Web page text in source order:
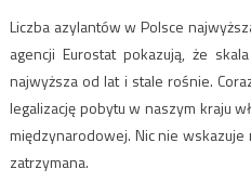
Liczba azylantów w Polsce
agencji Eurostat pokazują, że
najwyższa od lat i stale rośnie.
legalizację pobytu w naszym kraju
międzynarodowej. Nic nie wskazuje
zatrzymana.